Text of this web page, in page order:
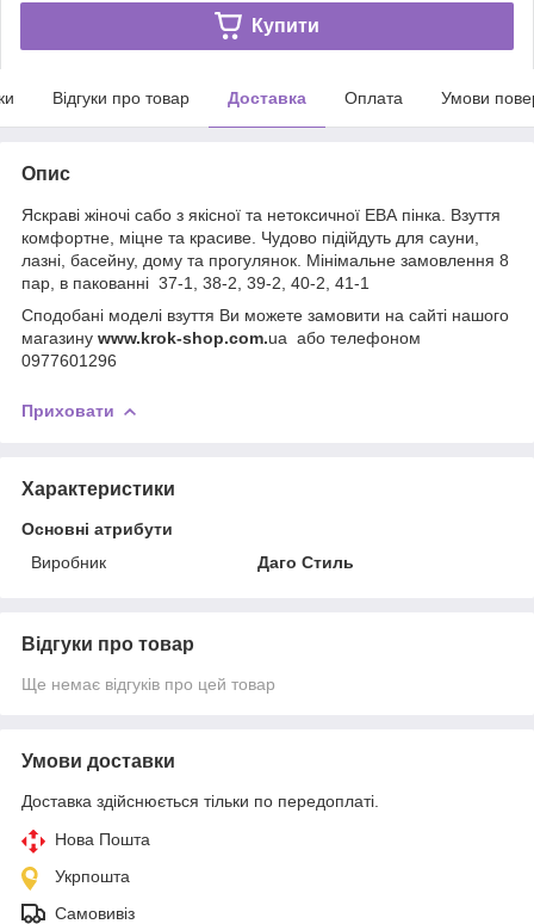
Купити
Відгуки про товар Доставка Оплата Умови
Опис
Яскраві жіночі сабо з якісної та нетоксичної ЕВА пінка. Взуття
комфортне, міцне та красиве. Чудово підійдуть для сауни,
лазні, басейну, дому та прогулянок. Мінімальне замовлення 8
пар, в пакованні 37-1, 38-2, 39-2, 40-2, 41-1
Сподобані моделі взуття Ви можете замовити на сайті нашого
магазину www.krok-shop.com.ua або телефоном
0977601296
Приховати
Характеристики
Основні атрибути
Виробник
Даго Стиль
Відгуки про товар
Ще немає відгуків про цей товар
Умови доставки
Доставка здійснюється тільки по передоплаті.
Нова Пошта
Укрпошта
Самовивіз